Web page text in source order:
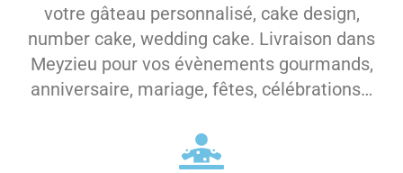
votre gâteau personnalisé, cake design,
number cake, wedding cake. Livraison dans
Meyzieu pour vos évènements gourmands,
anniversaire, mariage, fêtes, célébrations…